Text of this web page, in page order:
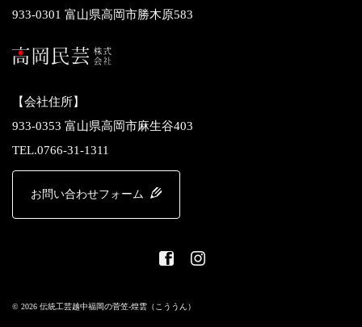
933-0301 富山県高岡市勝木原583
【会社住所】
933-0353 富山県高岡市麻生谷403
TEL.0766-31-1311
お問い合わせフォーム
© 2026 伝統工芸越中福岡の菅笠-煌雲（こううん）